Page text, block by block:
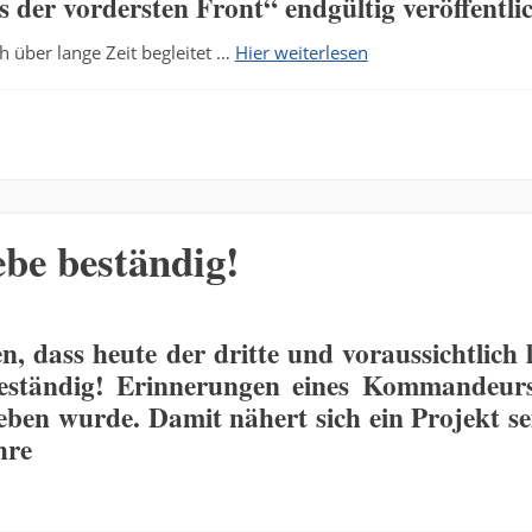
über lange Zeit begleitet … Hier weiterlesen
beständig!
dass heute der dritte und voraussichtlich
Erinnerungen eines
wurde. Damit nähert sich ein Projekt